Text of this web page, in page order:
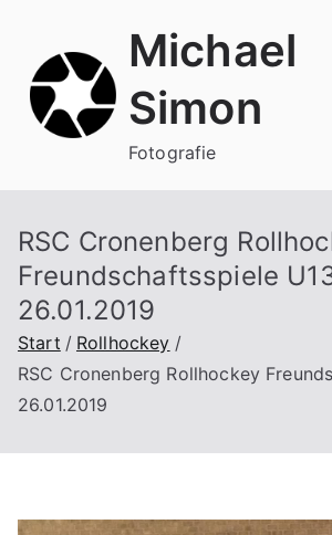
springen
Michael
Simon
Fotografie
RSC Cronenberg
Freundschaftsspiele
26.01.2019
Start
Rollhockey
RSC Cronenberg Rollhockey
26.01.2019